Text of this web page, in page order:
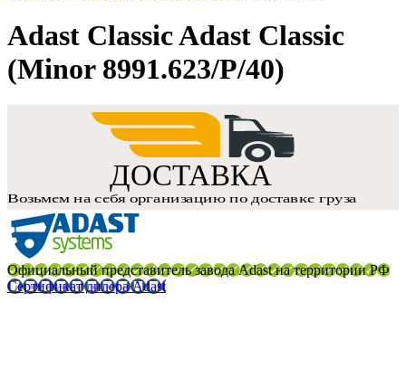
Adast Classic Adast Classic
(Minor 8991.623/P/40)
Официальный представитель завода Adast на территории РФ
Сертификат дилера Adast